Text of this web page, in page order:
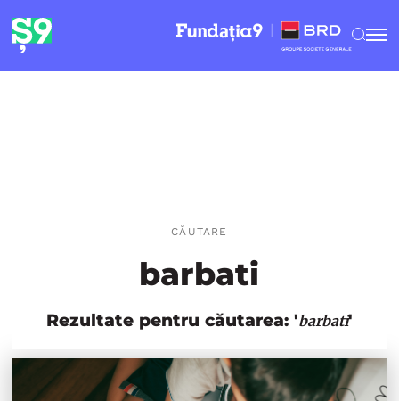
CĂUTARE
barbati
Rezultate pentru căutarea: 'barbati'